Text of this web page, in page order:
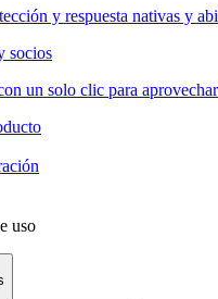
y respuesta nativas y
socios
un solo clic para
uso